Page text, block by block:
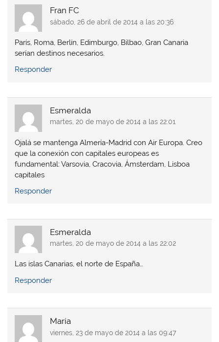
Fran FC
sábado, 26 de abril de 2014 a las 20:36
París, Roma, Berlín, Edimburgo, Bilbao, Gran Canaria
serían destinos necesarios.
Responder
Esmeralda
martes, 20 de mayo de 2014 a las 22:01
Ojalá se mantenga Almería-Madrid con Air Europa. Creo
que la conexión con capitales europeas es
fundamental: Varsovia, Cracovia, Ámsterdam, Lisboa
capitales
Responder
Esmeralda
martes, 20 de mayo de 2014 a las 22:02
Las islas Canarias, el norte de España…
Responder
María
viernes, 23 de mayo de 2014 a las 09:47